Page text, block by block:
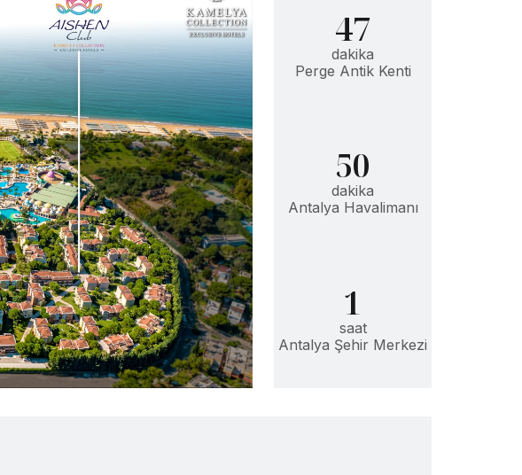
47
dakika
Perge Antik Kenti
50
dakika
Antalya Havalimanı
1
saat
Antalya Şehir Merkezi